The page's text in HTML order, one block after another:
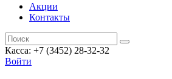
Акции
Контакты
Касса: +7 (3452) 28-32-32
Войти